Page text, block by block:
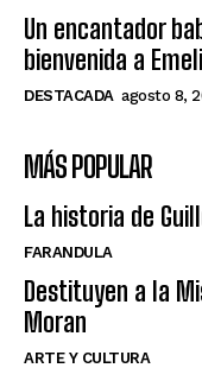
Un encantador
bienvenida a
DESTACADA agosto 8,
MÁS POPULAR
La historia de
FARANDULA
Destituyen a la
Moran
ARTE Y CULTURA